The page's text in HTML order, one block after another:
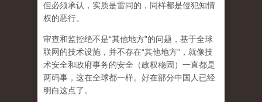
但必须承认， 实质是雷同的，同样都是侵犯知情
权的恶行。
审查和监控绝不是“其他地方”的问题，基于全球
联网的技术设施，并不存在“其他地方”，就像技
术安全和政府事务的安全（政权稳固）一直都是
两码事，这在全球都一样。好在部分中国人已经
明白这点了。